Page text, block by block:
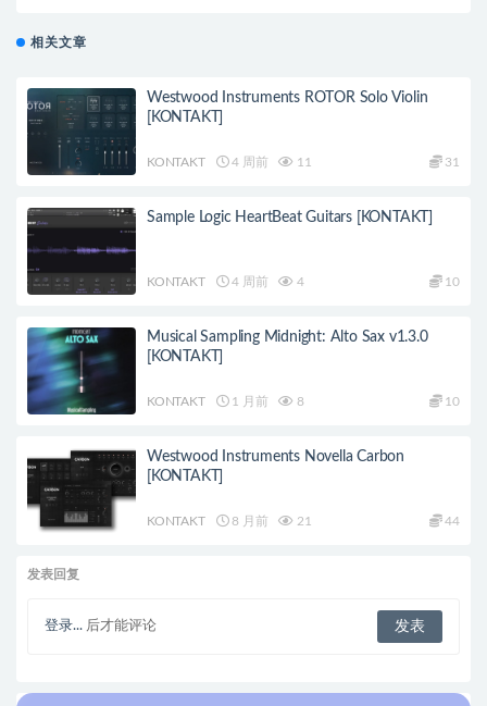
相关文章
Westwood Instruments ROTOR Solo Violin
[KONTAKT]
KONTAKT 4 周前 11 31
Sample Logic HeartBeat Guitars [KONTAKT]
KONTAKT 4 周前 4 10
Musical Sampling Midnight: Alto Sax v1.3.0
[KONTAKT]
KONTAKT 1 月前 8 10
Westwood Instruments Novella Carbon
[KONTAKT]
KONTAKT 8 月前 21 44
发表回复
登录... 后才能评论